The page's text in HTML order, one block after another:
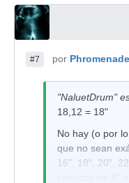
#7 por
"NaluetDrum"
18,12 = 18"
No hay (o por
que no sean
16", 18", 20",
conozco de 8"